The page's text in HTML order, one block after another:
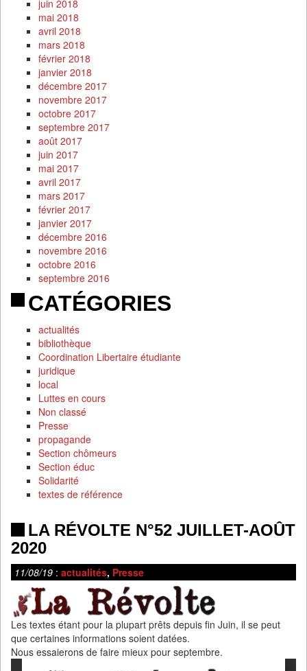
juin 2018
mai 2018
avril 2018
mars 2018
février 2018
janvier 2018
décembre 2017
novembre 2017
octobre 2017
septembre 2017
août 2017
juin 2017
mai 2017
avril 2017
mars 2017
février 2017
janvier 2017
décembre 2016
novembre 2016
octobre 2016
septembre 2016
CATÉGORIES
actualités
bibliothèque
Coordination Libertaire étudiante
juridique
local
Luttes en cours
Non classé
Presse
propagande
Section chômeurs
Section éduc
Solidarité
textes de référence
LA RÉVOLTE N°52 JUILLET-AOÛT
2020
11/08/19 : actualités, Presse
Les textes étant pour la plupart prêts depuis fin Juin, il se peut
que certaines informations soient datées.
Nous essaierons de faire mieux pour septembre.